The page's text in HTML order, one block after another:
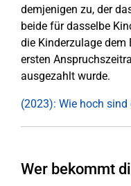
demjenigen zu, der
beide für dasselbe
die Kinderzulage dem
ersten
ausgezahlt wurde.
(2023): Wie hoch sind
Wer bekommt